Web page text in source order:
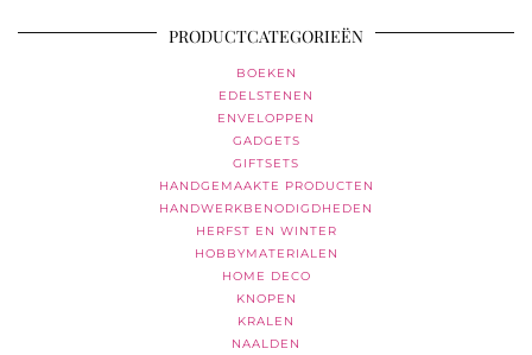
PRODUCTCATEGORIEËN
BOEKEN
EDELSTENEN
ENVELOPPEN
GADGETS
GIFTSETS
HANDGEMAAKTE PRODUCTEN
HANDWERKBENODIGDHEDEN
HERFST EN WINTER
HOBBYMATERIALEN
HOME DECO
KNOPEN
KRALEN
NAALDEN